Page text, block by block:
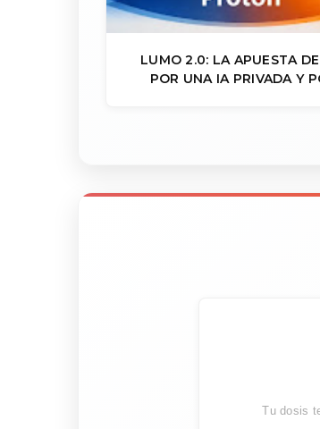
LUMO 2.0: LA APUESTA
POR UNA IA PRIVADA Y
Tu dosis